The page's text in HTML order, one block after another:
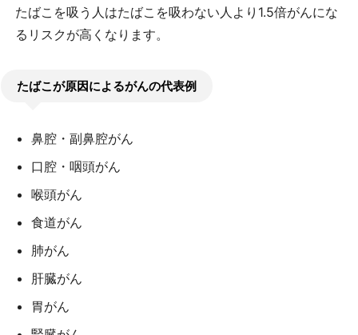
たばこを吸う人はたばこを吸わない人より1.5倍がんにな
るリスクが高くなります。
たばこが原因によるがんの代表例
鼻腔・副鼻腔がん
口腔・咽頭がん
喉頭がん
食道がん
肺がん
肝臓がん
胃がん